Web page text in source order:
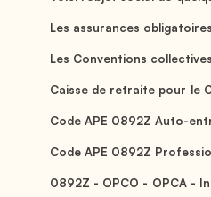
Les assurances
Les Conventions
Caisse de retraite pour le
Code APE 0892Z Auto-
Code APE 0892Z
0892Z - OPCO - OPCA -